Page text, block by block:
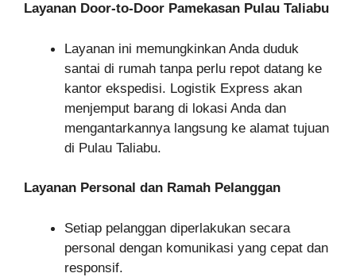
Layanan Door-to-Door Pamekasan Pulau Taliabu
Layanan ini memungkinkan Anda duduk
santai di rumah tanpa perlu repot datang ke
kantor ekspedisi. Logistik Express akan
menjemput barang di lokasi Anda dan
mengantarkannya langsung ke alamat tujuan
di Pulau Taliabu.
Layanan Personal dan Ramah Pelanggan
Setiap pelanggan diperlakukan secara
personal dengan komunikasi yang cepat dan
responsif.